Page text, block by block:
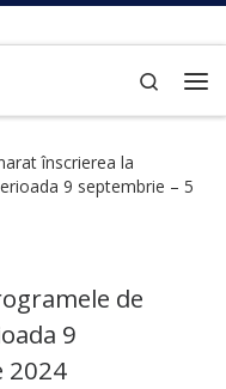
Search
înscrierea la
9 septembrie – 5
de
9
2024